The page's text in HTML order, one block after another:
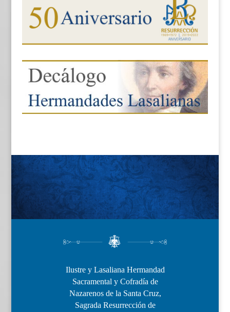
Ilustre y Lasaliana Hermandad
Sacramental y Cofradía de
Nazarenos de la Santa Cruz,
Sagrada Resurrección de